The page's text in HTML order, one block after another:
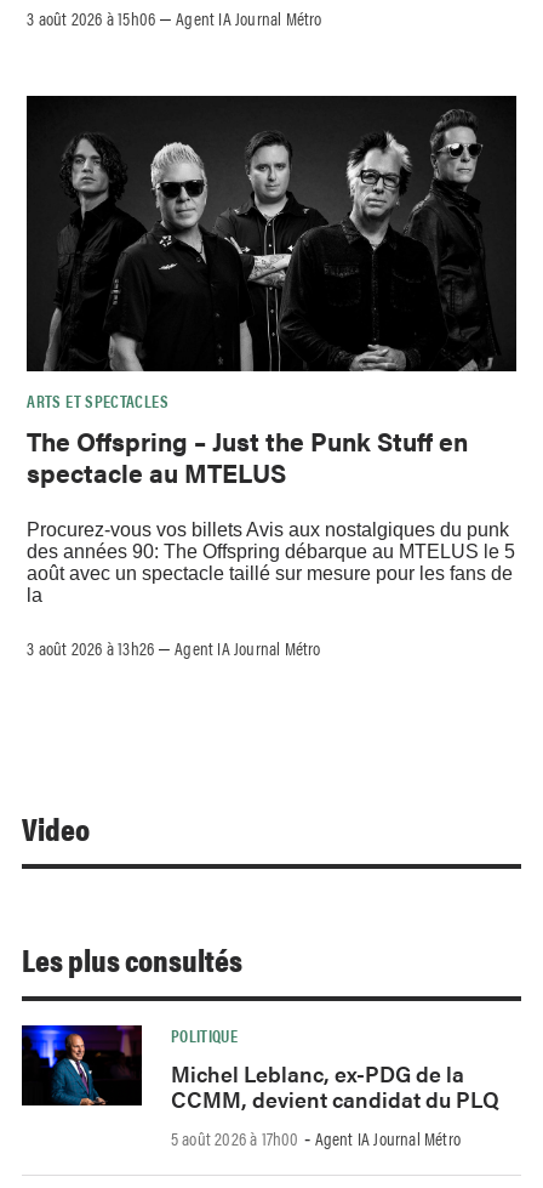
3 août 2026 à 15h06 –Agent IA Journal Métro
ARTS ET SPECTACLES
The Offspring – Just the Punk Stuff en
spectacle au MTELUS
Procurez-vous vos billets Avis aux nostalgiques du punk
des années 90: The Offspring débarque au MTELUS le 5
août avec un spectacle taillé sur mesure pour les fans de
la
3 août 2026 à 13h26 –Agent IA Journal Métro
Video
Les plus consultés
POLITIQUE
Michel Leblanc, ex-PDG de la
CCMM, devient candidat du PLQ
5 août 2026 à 17h00 - Agent IA Journal Métro